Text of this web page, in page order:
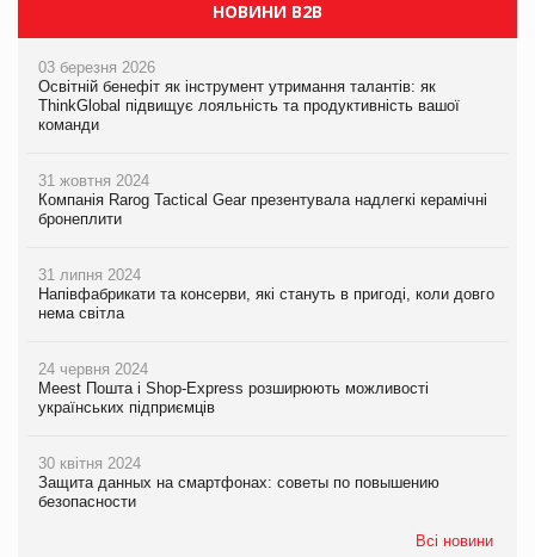
НОВИНИ B2B
03 березня 2026
Освітній бенефіт як інструмент утримання талантів: як
ThinkGlobal підвищує лояльність та продуктивність вашої
команди
31 жовтня 2024
Компанія Rarog Tactical Gear презентувала надлегкі керамічні
бронеплити
31 липня 2024
Напівфабрикати та консерви, які стануть в пригоді, коли довго
нема світла
24 червня 2024
Meest Пошта і Shop-Express розширюють можливості
українських підприємців
30 квітня 2024
Защита данных на смартфонах: советы по повышению
безопасности
Всі новини